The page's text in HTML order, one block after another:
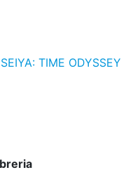
TIME ODYSSEY